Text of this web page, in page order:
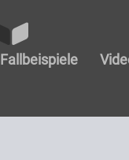
Fallbeispiele